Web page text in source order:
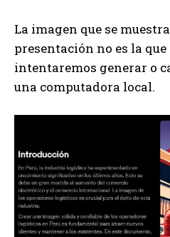
La imagen que se
presentación no es la
intentaremos generar o
una computadora local.